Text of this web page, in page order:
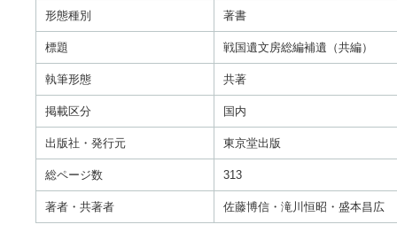
形態種別 著書
標題 戦国遺文房総編補遺（共編）
執筆形態 共著
掲載区分 国内
出版社・発行元 東京堂出版
総ページ数 313
著者・共著者 佐藤博信・滝川恒昭・盛本昌広